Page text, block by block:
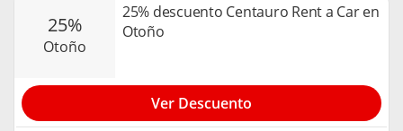
25%
otoño
25% descuento Centauro Rent a Car en
Otoño
Ver Descuento